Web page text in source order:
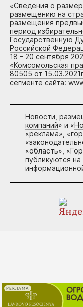
«Сведения о
размещению на
размещения
период
Государственную
Российской
18 – 20 сентября
«Комсомольская
80505 от
сегменте сайта:
Новости,
компаний» и «
«реклама»,
«область»,
публикуются
РЕКЛАМА